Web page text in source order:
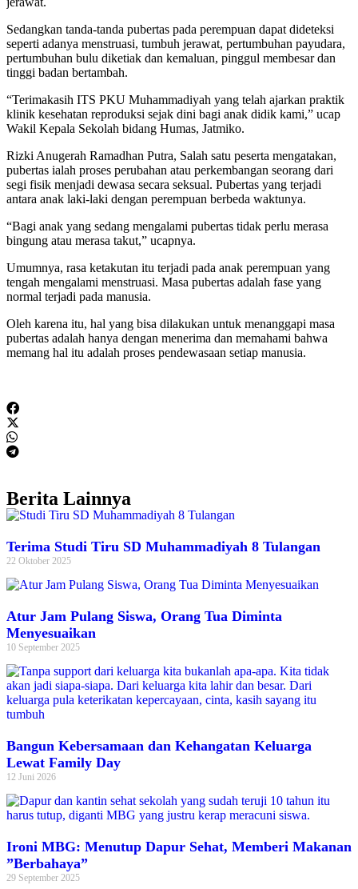
Sedangkan tanda-tanda pubertas pada perempuan dapat dideteksi
seperti adanya menstruasi, tumbuh jerawat, pertumbuhan payudara,
pertumbuhan bulu diketiak dan kemaluan, pinggul membesar dan
tinggi badan bertambah.
“Terimakasih ITS PKU Muhammadiyah yang telah ajarkan praktik
klinik kesehatan reproduksi sejak dini bagi anak didik kami,” ucap
Wakil Kepala Sekolah bidang Humas, Jatmiko.
Rizki Anugerah Ramadhan Putra, Salah satu peserta mengatakan,
pubertas ialah proses perubahan atau perkembangan seorang dari
segi fisik menjadi dewasa secara seksual. Pubertas yang terjadi
antara anak laki-laki dengan perempuan berbeda waktunya.
“Bagi anak yang sedang mengalami pubertas tidak perlu merasa
bingung atau merasa takut,” ucapnya.
Umumnya, rasa ketakutan itu terjadi pada anak perempuan yang
tengah mengalami menstruasi. Masa pubertas adalah fase yang
normal terjadi pada manusia.
Oleh karena itu, hal yang bisa dilakukan untuk menanggapi masa
pubertas adalah hanya dengan menerima dan memahami bahwa
memang hal itu adalah proses pendewasaan setiap manusia.
Berita Lainnya
Terima Studi Tiru SD Muhammadiyah 8 Tulangan
22 Oktober 2025
Atur Jam Pulang Siswa, Orang Tua Diminta
Menyesuaikan
10 September 2025
Bangun Kebersamaan dan Kehangatan Keluarga
Lewat Family Day
12 Juni 2026
Ironi MBG: Menutup Dapur Sehat, Memberi Makanan
”Berbahaya”
29 September 2025